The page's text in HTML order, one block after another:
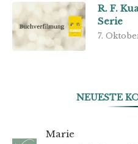
R. F.
Serie
7.
NEUESTE
Marie